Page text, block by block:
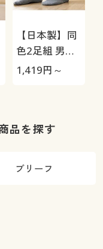
【日本製】同
色2足組 男の
履き口ゆった
1,419円～
品を探す
ブリーフ